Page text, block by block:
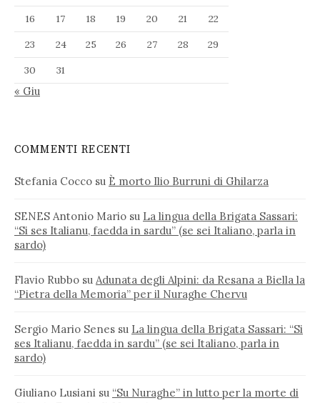
16
17 18 19 20 21
22
23
24 25 26 27 28
29
30
31
« Giu
COMMENTI RECENTI
Stefania Cocco su È morto Ilio Burruni di Ghilarza
SENES Antonio Mario su La lingua della Brigata Sassari:
“Si ses Italianu, faedda in sardu” (se sei Italiano, parla in
sardo)
Flavio Rubbo su Adunata degli Alpini: da Resana a Biella la
“Pietra della Memoria” per il Nuraghe Chervu
Sergio Mario Senes su La lingua della Brigata Sassari: “Si
ses Italianu, faedda in sardu” (se sei Italiano, parla in
sardo)
Giuliano Lusiani su “Su Nuraghe” in lutto per la morte di